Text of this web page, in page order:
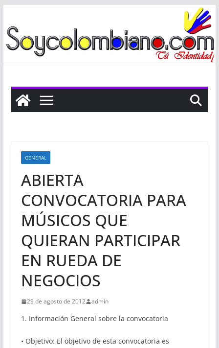
al
contenido
GENERAL
ABIERTA
CONVOCATORIA PARA
MÚSICOS QUE
QUIERAN PARTICIPAR
EN RUEDA DE
NEGOCIOS
29 de agosto de 2012 admin
1. Información General sobre la convocatoria
• Objetivo: El objetivo de esta convocatoria es